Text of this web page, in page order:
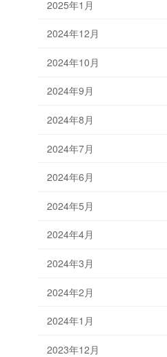
2025年1月
2024年12月
2024年10月
2024年9月
2024年8月
2024年7月
2024年6月
2024年5月
2024年4月
2024年3月
2024年2月
2024年1月
2023年12月